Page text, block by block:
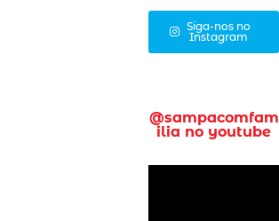
Siga-nos no
Instagram
@sampacomfam
ilia no youtube